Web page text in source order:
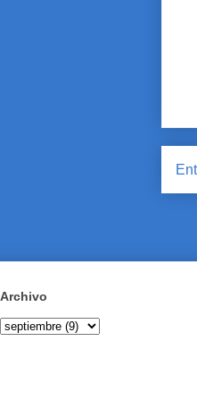
Archivo